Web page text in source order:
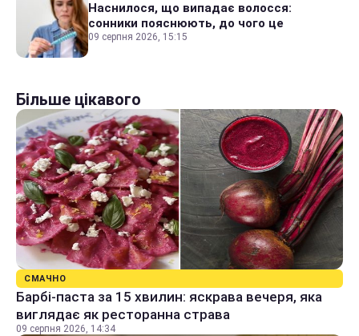
Наснилося, що випадає волосся:
сонники пояснюють, до чого це
09 серпня 2026, 15:15
Більше цікавого
СМАЧНО
Барбі-паста за 15 хвилин: яскрава вечеря, яка
виглядає як ресторанна страва
09 серпня 2026, 14:34